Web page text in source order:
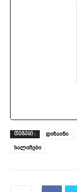
ᲗᲔᲒᲔᲑᲘ : დიზაინი
ხალიჩები